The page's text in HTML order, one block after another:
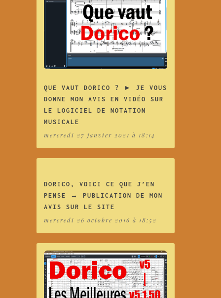
QUE VAUT DORICO ? ► JE VOUS
DONNE MON AVIS EN VIDÉO SUR
LE LOGICIEL DE NOTATION
MUSICALE
mercredi 27 janvier 2021 à 18:14
DORICO, VOICI CE QUE J’EN
PENSE → PUBLICATION DE MON
AVIS SUR LE SITE
mercredi 26 octobre 2016 à 18:52